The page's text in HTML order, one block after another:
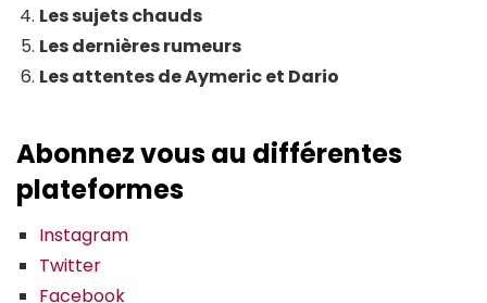
Les sujets chauds
Les dernières rumeurs
Les attentes de Aymeric et Dario
Abonnez vous au différentes
plateformes
Instagram
Twitter
Facebook